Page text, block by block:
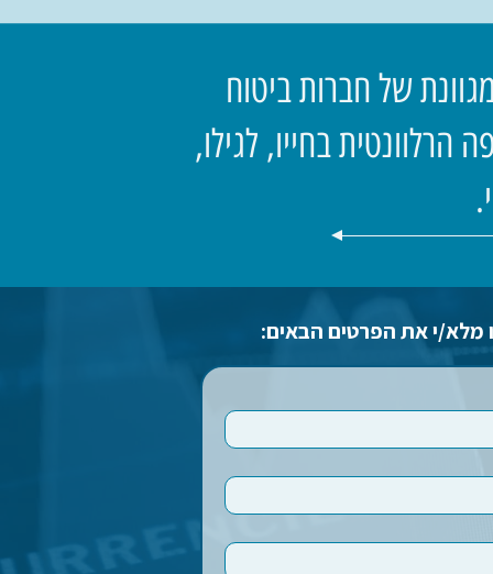
של חברות ביטוח
הרלוונטית בחייו, לגילו,
מלא/י את הפרטים הבאים: